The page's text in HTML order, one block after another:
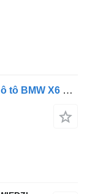
Bán trục BMW 31608486204 dành cho ô tô BMW X6 G06 X5 G05